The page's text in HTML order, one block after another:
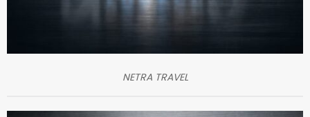
NETRA TRAVEL